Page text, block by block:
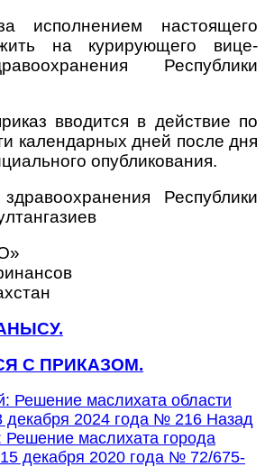
исполнением настоящего
на курирующего вице-
Республики
вводится в действие по
календарных дней после дня
опубликования.
Республики
С ПРИКАЗОМ.
Решение маслихата области
декабря 2024 года № 216 Назад
маслихата города
декабря 2020 года № 72/675-